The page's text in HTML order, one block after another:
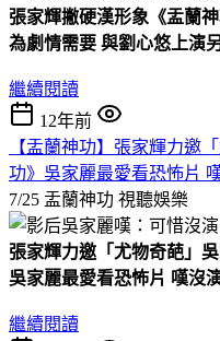
張家輝撇硬漢形象《盂蘭
為劇情需要 與劉心悠上演
繼續閱讀
12年前
【盂蘭神功】張家輝力邀
功》吳家麗最愛看恐怖片
7/25 盂蘭神功 視聽娛樂
張家輝力邀「尤物奇葩」
吳家麗最愛看恐怖片 嘆沒
繼續閱讀